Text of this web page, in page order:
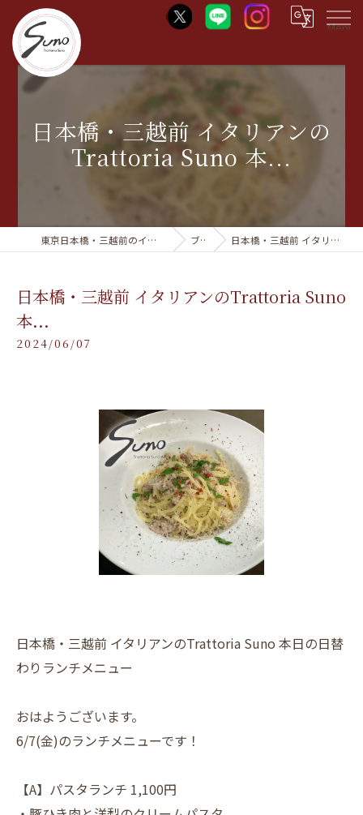
Menu
日本橋・三越前 イタリアンの
Trattoria Suno 本...
東京日本橋・三越前のイタリアンならTrattoria Suno ブログ 日本橋・三越前 イタリアンのTrattoria Suno 本...
日本橋・三越前 イタリアンのTrattoria Suno
本...
2024/06/07
日本橋・三越前 イタリアンのTrattoria Suno 本日の日替
わりランチメニュー
おはようございます。
6/7(金)のランチメニューです！
【A】パスタランチ 1,100円